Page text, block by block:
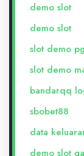
demo slot
demo slot
slot demo pg
slot demo
bandarqq
sbobet88
data
demo slot